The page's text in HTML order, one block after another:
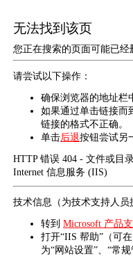
无法找到该页
您正在搜索的页面可能已经
请尝试以下操作：
确保浏览器的地址栏
如果通过单击链接而
链接的格式不正确。
单击后退按钮尝试另
HTTP 错误 404 - 文件或目
Internet 信息服务 (IIS)
技术信息（为技术支持人员
转到 Microsoft 产品
打开“IIS 帮助”（可
为“网站设置”、“常